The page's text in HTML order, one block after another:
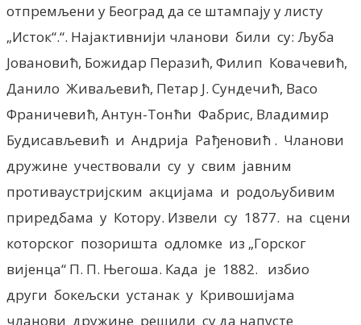
отпремљени у Београд да се штампају у листу
„Исток“.“. Најактивнији чланови били су: Љуба
Јовановић, Божидар Перазић, Филип Ковачевић,
Данило Живаљевић, Петар Ј. Сундечић, Васо
Франичевић, Антун-Тонћи Фабрис, Владимир
Будисављевић и Андрија Рађеновић . Чланови
дружине учествовали су у свим јавним
противаустријским акцијама и родољубивим
приредбама у Котору. Извели су 1877. на сцени
которског позоришта одломке из „Горског
вијенца“ П. П. Његоша. Када је 1882. избио
други бокељски устанак у Кривошијама
чланови дружине решили су да напусте